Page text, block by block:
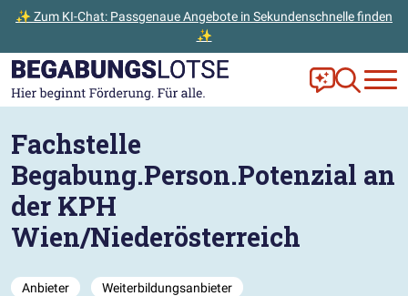
✨ Zum KI-Chat: Passgenaue Angebote in Sekundenschnelle finden
✨
Zum Hauptinhalt der Seite springen
Zur Startseite gehen Frag Ella!
Zur
Fachstelle
Begabung.Person.Potenzial an
der KPH
Wien/Niederösterreich
Anbieter Weiterbildungsanbieter